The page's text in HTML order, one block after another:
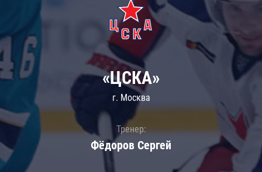
«ЦСКА»
г. Москва
Тренер:
Фёдоров Сергей